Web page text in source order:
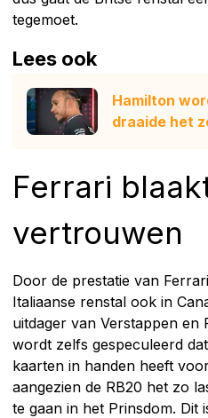
tegemoet.
Lees ook
Hamilton
draaide het
Ferrari
vertrouwen
Door de prestatie van
Italiaanse renstal ook in
uitdager van Verstappen en
wordt zelfs gespeculeerd
kaarten in handen heeft
aangezien de RB20 het zo
te gaan in het Prinsdom. Dit